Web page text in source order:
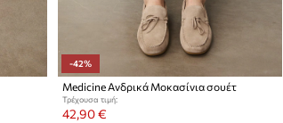
-42%
Medicine Ανδρικά Μοκασίνια σουέτ
Τρέχουσα τιμή:
42,90 €